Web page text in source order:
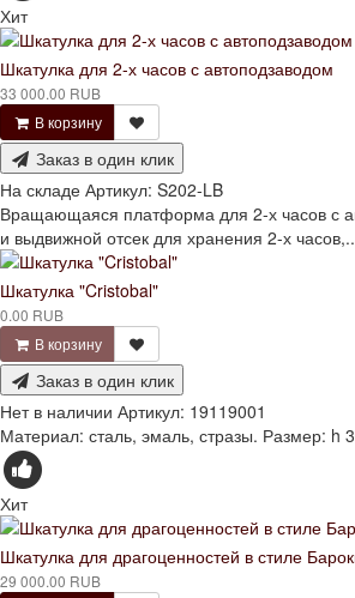
Хит
Шкатулка для 2-х часов с автоподзаводом
33 000.00 RUB
В корзину
Заказ в один клик
На складе Артикул: S202-LB
Вращающаяся платформа для 2-х часов с
и выдвижной отсек для хранения 2-х часов,..
Шкатулка "Cristobal"
0.00 RUB
В корзину
Заказ в один клик
Нет в наличии Артикул: 19119001
Материал: сталь, эмаль, стразы. Размер: h
Хит
Шкатулка для драгоценностей в стиле
29 000.00 RUB